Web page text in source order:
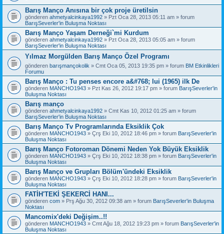
Barış Manço Anısına bir çok proje üretilsin
gönderen ahmetyalcinkaya1992 » Pzt Oca 28, 2013 05:11 am » forum
BarışSeverler'in Buluşma Noktası
Barış Manço Yaşam Derneği`mi Kurdum
gönderen ahmetyalcinkaya1992 » Pzt Oca 28, 2013 05:05 am » forum
BarışSeverler'in Buluşma Noktası
Yılmaz Morgülden Barış Manço Özel Programı
gönderen barışmançokolik » Cmt Oca 05, 2013 19:35 pm » forum BM Etkinlikleri
Forumu
Barış Manço : Tu penses encore a&#768; lui (1965) ilk De
gönderen MANCHO1943 » Pzt Kas 26, 2012 19:17 pm » forum BarışSeverler'in
Buluşma Noktası
Barış manço
gönderen ahmetyalcinkaya1992 » Cmt Kas 10, 2012 01:25 am » forum
BarışSeverler'in Buluşma Noktası
Barış Manço Tv Programlarında Eksiklik Çok
gönderen MANCHO1943 » Çrş Eki 10, 2012 18:46 pm » forum BarışSeverler'in
Buluşma Noktası
Barış Manço Fotoroman Dönemi Neden Yok Büyük Eksiklik
gönderen MANCHO1943 » Çrş Eki 10, 2012 18:38 pm » forum BarışSeverler'in
Buluşma Noktası
Barış Manço ve Grupları Bölüm'ündeki Eksiklik
gönderen MANCHO1943 » Çrş Eki 10, 2012 18:28 pm » forum BarışSeverler'in
Buluşma Noktası
FATİH'TEKİ ŞEKERCİ HANI...
gönderen com » Prş Ağu 30, 2012 09:38 am » forum BarışSeverler'in Buluşma
Noktası
Mancomix'deki Değişim..!!
gönderen MANCHO1943 » Cmt Ağu 18, 2012 19:23 pm » forum BarışSeverler'in
Buluşma Noktası